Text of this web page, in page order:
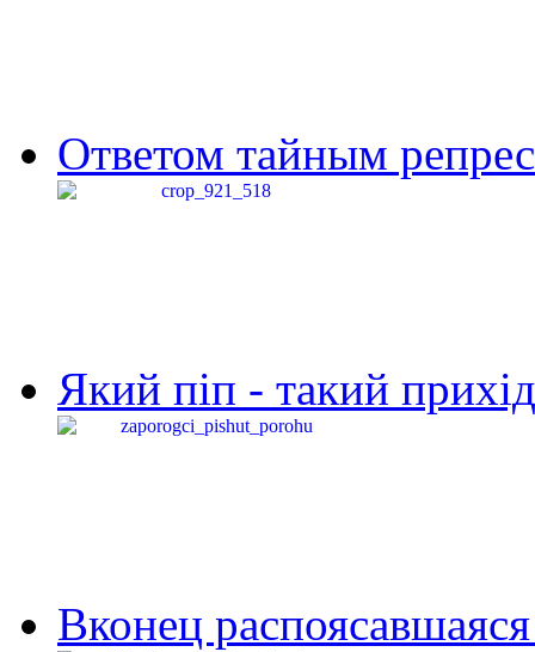
Ответом тайным
Який піп - такий
Вконец